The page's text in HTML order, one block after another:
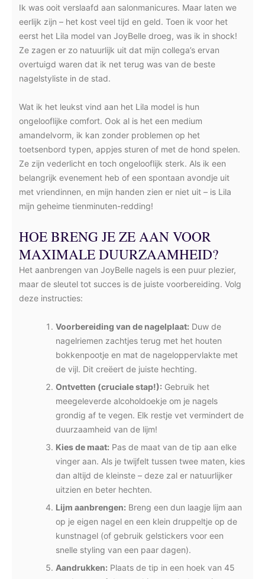
Ik was ooit verslaafd aan salonmanicures. Maar laten we
eerlijk zijn – het kost veel tijd en geld. Toen ik voor het
eerst het Lila model van JoyBelle droeg, was ik in shock!
Ze zagen er zo natuurlijk uit dat mijn collega’s ervan
overtuigd waren dat ik net terug was van de beste
nagelstyliste in de stad.
Wat ik het leukst vind aan het Lila model is hun
ongelooflijke comfort. Ook al is het een medium
amandelvorm, ik kan zonder problemen op het
toetsenbord typen, appjes sturen of met de hond spelen.
Ze zijn vederlicht en toch ongelooflijk sterk. Als ik een
belangrijk evenement heb of een spontaan avondje uit
met vriendinnen, en mijn handen zien er niet uit – is Lila
mijn geheime tienminuten-redding!
HOE BRENG JE ZE AAN VOOR
MAXIMALE DUURZAAMHEID?
Het aanbrengen van JoyBelle nagels is een puur plezier,
maar de sleutel tot succes is de juiste voorbereiding. Volg
deze instructies:
Voorbereiding van de nagelplaat: Duw de
nagelriemen zachtjes terug met het houten
bokkenpootje en mat de nageloppervlakte met
de vijl. Dit creëert de juiste hechting.
Ontvetten (cruciale stap!): Gebruik het
meegeleverde alcoholdoekje om je nagels
grondig af te vegen. Elk restje vet vermindert de
duurzaamheid van de lijm!
Kies de maat: Pas de maat van de tip aan elke
vinger aan. Als je twijfelt tussen twee maten, kies
dan altijd de kleinste – deze zal er natuurlijker
uitzien en beter hechten.
Lijm aanbrengen: Breng een dun laagje lijm aan
op je eigen nagel en een klein druppeltje op de
kunstnagel (of gebruik gelstickers voor een
snelle styling van een paar dagen).
Aandrukken: Plaats de tip in een hoek van 45